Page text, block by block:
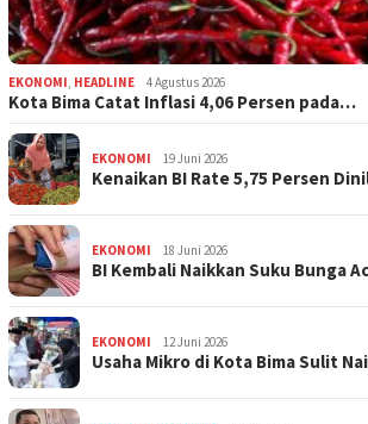
EKONOMI, HEADLINE 4 Agustus 2026
Kota Bima Catat Inflasi 4,06 Persen pada…
EKONOMI 19 Juni 2026
Kenaikan BI Rate 5,75 Persen
EKONOMI 18 Juni 2026
BI Kembali Naikkan Suku Bunga
EKONOMI 12 Juni 2026
Usaha Mikro di Kota Bima Sulit